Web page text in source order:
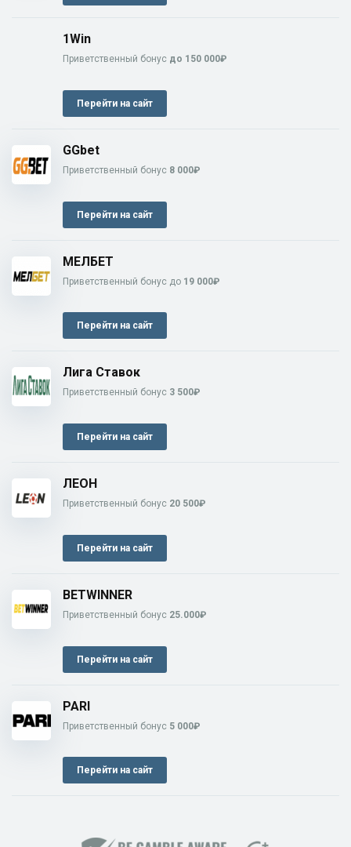
1Win
Приветственный бонус до 150 000₽
Перейти на сайт
GGbet
Приветственный бонус 8 000₽
Перейти на сайт
МЕЛБЕТ
Приветственный бонус до 19 000₽
Перейти на сайт
Лига Ставок
Приветственный бонус 3 500₽
Перейти на сайт
ЛЕОН
Приветственный бонус 20 500₽
Перейти на сайт
BETWINNER
Приветственный бонус 25.000₽
Перейти на сайт
PARI
Приветственный бонус 5 000₽
Перейти на сайт